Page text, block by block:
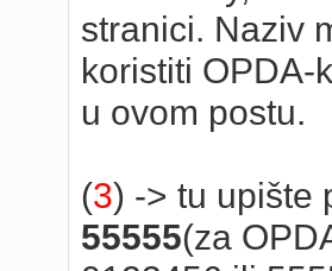
stranici. Naziv
koristiti OPDA-
u ovom postu.
(3) -> tu upište
55555(za